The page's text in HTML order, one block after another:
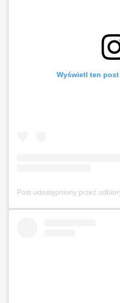
Wyświetl ten